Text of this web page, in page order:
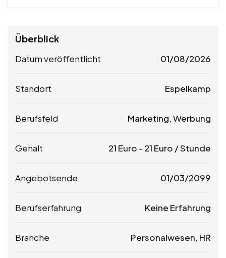
Überblick
Datum veröffentlicht 01/08/2026
Standort Espelkamp
Berufsfeld Marketing, Werbung
Gehalt 21 Euro - 21 Euro / Stunde
Angebotsende 01/03/2099
Berufserfahrung Keine Erfahrung
Branche Personalwesen, HR